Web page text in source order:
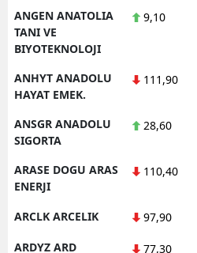
ANGEN ANATOLIA
TANI VE
BIYOTEKNOLOJI
9,10
ANHYT ANADOLU
HAYAT EMEK.
111,90
ANSGR ANADOLU
SIGORTA
28,60
ARASE DOGU ARAS
ENERJI
110,40
ARCLK ARCELIK 97,90
ARDYZ ARD 77,30